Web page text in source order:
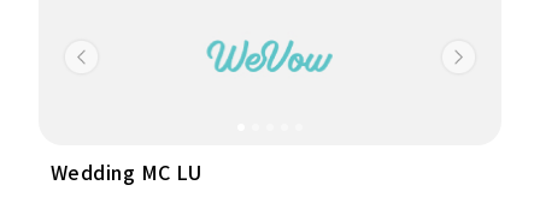
Previous Next
Wedding MC LU